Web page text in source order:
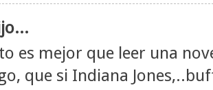
es mejor que leer una
que si Indiana